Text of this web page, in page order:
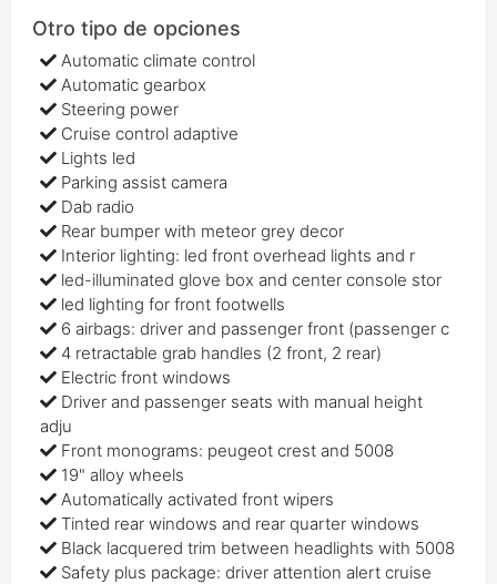
Otro tipo de opciones
Automatic climate control
Automatic gearbox
Steering power
Cruise control adaptive
Lights led
Parking assist camera
Dab radio
Rear bumper with meteor grey decor
Interior lighting: led front overhead lights and r
led-illuminated glove box and center console stor
led lighting for front footwells
6 airbags: driver and passenger front (passenger c
4 retractable grab handles (2 front, 2 rear)
Electric front windows
Driver and passenger seats with manual height
adju
Front monograms: peugeot crest and 5008
19" alloy wheels
Automatically activated front wipers
Tinted rear windows and rear quarter windows
Black lacquered trim between headlights with 5008
Safety plus package: driver attention alert cruise